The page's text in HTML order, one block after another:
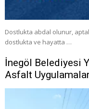
Dostlukta abdal olunur,
dostlukta ve hayatta …
İnegöl Belediyesi
Asfalt